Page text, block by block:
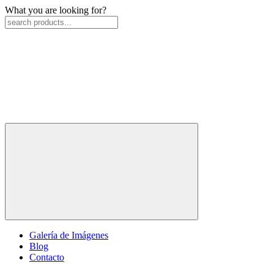
What you are looking for?
Galería de Imágenes
Blog
Contacto